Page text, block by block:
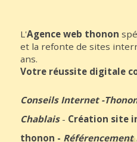
L'Agence web thonon
et la refonte de sites
ans.
Votre réussite digitale
Conseils Internet-
Chablais- Création site
thonon -